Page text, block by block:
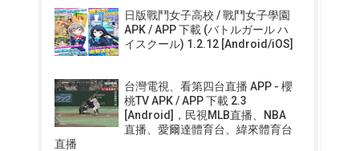
日版戰鬥女子高校 / 戰鬥女子學園
APK / APP 下載 (バトルガール ハ
イスクール) 1.2.12 [Android/iOS]
台灣電視、看第四台直播 APP - 櫻
桃TV APK / APP 下載 2.3
[Android]，民視MLB直播、NBA
直播、愛爾達體育台、緯來體育台
直播